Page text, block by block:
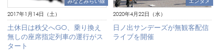
2017年1月14日（土）
土休日は秩父へGO、乗り換え
無しの座席指定列車の運行がス
タート
2020年4月22日（水）
日ノ出サンデーズが無観客配信
ライブを開催